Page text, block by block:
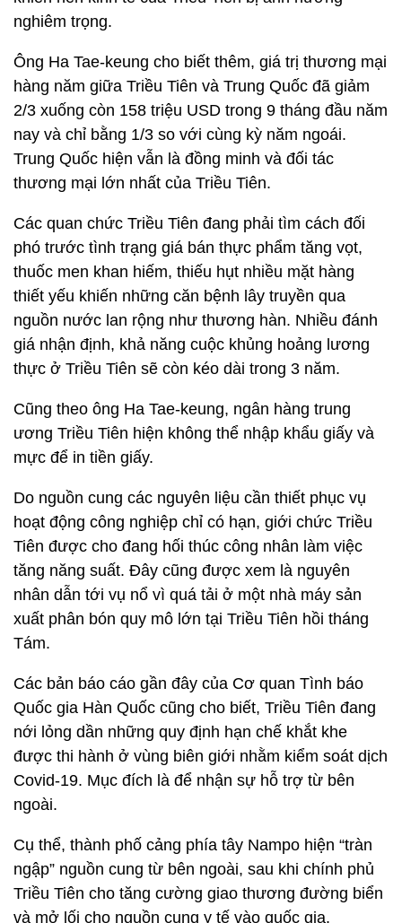
nghiêm trọng.
Ông Ha Tae-keung cho biết thêm, giá trị thương mại
hàng năm giữa Triều Tiên và Trung Quốc đã giảm
2/3 xuống còn 158 triệu USD trong 9 tháng đầu năm
nay và chỉ bằng 1/3 so với cùng kỳ năm ngoái.
Trung Quốc hiện vẫn là đồng minh và đối tác
thương mại lớn nhất của Triều Tiên.
Các quan chức Triều Tiên đang phải tìm cách đối
phó trước tình trạng giá bán thực phẩm tăng vọt,
thuốc men khan hiếm, thiếu hụt nhiều mặt hàng
thiết yếu khiến những căn bệnh lây truyền qua
nguồn nước lan rộng như thương hàn. Nhiều đánh
giá nhận định, khả năng cuộc khủng hoảng lương
thực ở Triều Tiên sẽ còn kéo dài trong 3 năm.
Cũng theo ông Ha Tae-keung, ngân hàng trung
ương Triều Tiên hiện không thể nhập khẩu giấy và
mực để in tiền giấy.
Do nguồn cung các nguyên liệu cần thiết phục vụ
hoạt động công nghiệp chỉ có hạn, giới chức Triều
Tiên được cho đang hối thúc công nhân làm việc
tăng năng suất. Đây cũng được xem là nguyên
nhân dẫn tới vụ nổ vì quá tải ở một nhà máy sản
xuất phân bón quy mô lớn tại Triều Tiên hồi tháng
Tám.
Các bản báo cáo gần đây của Cơ quan Tình báo
Quốc gia Hàn Quốc cũng cho biết, Triều Tiên đang
nới lỏng dần những quy định hạn chế khắt khe
được thi hành ở vùng biên giới nhằm kiểm soát dịch
Covid-19. Mục đích là để nhận sự hỗ trợ từ bên
ngoài.
Cụ thể, thành phố cảng phía tây Nampo hiện “tràn
ngập” nguồn cung từ bên ngoài, sau khi chính phủ
Triều Tiên cho tăng cường giao thương đường biển
và mở lối cho nguồn cung y tế vào quốc gia.